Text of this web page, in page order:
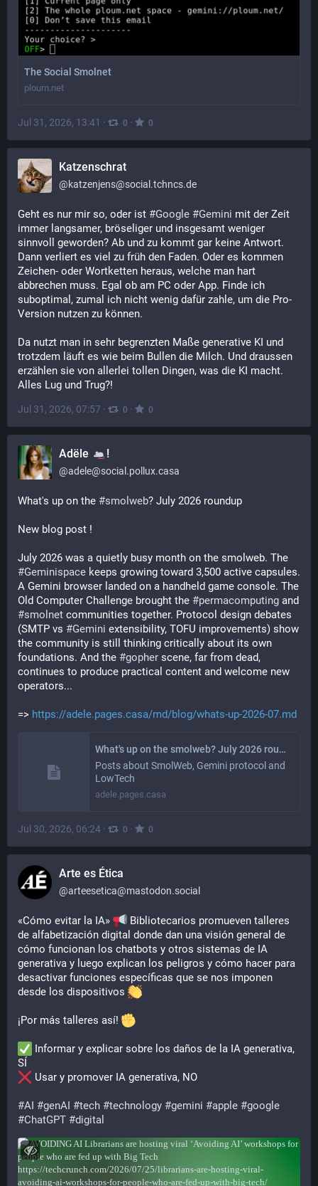
The Social Smolnet
ploum.net
Jul 31, 2026, 13:41 · 0 · 0
Katzenschrat
@katzenjens@social.tchncs.de
Geht es nur mir so, oder ist #Google #Gemini mit der Zeit
immer langsamer, bröseliger und insgesamt weniger
sinnvoll geworden? Ab und zu kommt gar keine Antwort.
Dann verliert es viel zu früh den Faden. Oder es kommen
Zeichen- oder Wortketten heraus, welche man hart
abbrechen muss. Egal ob am PC oder App. Finde ich
suboptimal, zumal ich nicht wenig dafür zahle, um die Pro-
Version nutzen zu können.
Da nutzt man in sehr begrenzten Maße generative KI und
trotzdem läuft es wie beim Bullen die Milch. Und draussen
erzählen sie von allerlei tollen Dingen, was die KI macht.
Alles Lug und Trug?!
Jul 31, 2026, 07:57 · 0 · 0
Adële !
@adele@social.pollux.casa
What's up on the #smolweb? July 2026 roundup
New blog post !
#Geminispace keeps growing toward 3,500 active capsules.
A Gemini browser landed on a handheld game console. The
Old Computer Challenge brought the #permacomputing
#smolnet communities together. Protocol design debates
(SMTP vs #Gemini extensibility, TOFU improvements) show
the community is still thinking critically about its own
foundations. And the #gopher scene, far from dead,
continues to produce practical content and welcome new
operators...
=> https://adele.pages.casa/md/blog/whats-up-2026-07.md
What's up on the smolweb? July 2026 roundup | Adële's blog
Posts about SmolWeb, Gemini protocol and
LowTech
adele.pages.casa
Jul 30, 2026, 06:24 · 0 · 0
Arte es Ética
@arteesetica@mastodon.social
«Cómo evitar la IA»
Bibliotecarios promueven talleres
de alfabetización digital donde dan una visión general de
cómo funcionan los chatbots y otros sistemas de IA
generativa y luego explican los peligros y cómo hacer para
desactivar funciones específicas que se nos imponen
desde los dispositivos
¡Por más talleres así!
Informar y explicar sobre los daños de la IA generativa,
SÍ
Usar y promover IA generativa, NO
#AI #genAI #tech #technology #gemini #apple #google
#ChatGPT #digital